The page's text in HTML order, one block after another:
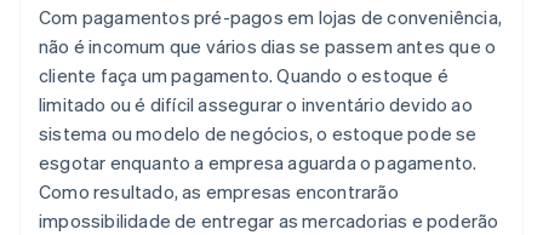
Com pagamentos pré-pagos em lojas de conveniência,
não é incomum que vários dias se passem antes que o
cliente faça um pagamento. Quando o estoque é
limitado ou é difícil assegurar o inventário devido ao
sistema ou modelo de negócios, o estoque pode se
esgotar enquanto a empresa aguarda o pagamento.
Como resultado, as empresas encontrarão
impossibilidade de entregar as mercadorias e poderão